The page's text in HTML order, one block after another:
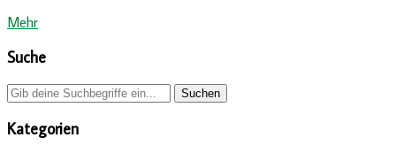
Mehr
Suche
Kategorien